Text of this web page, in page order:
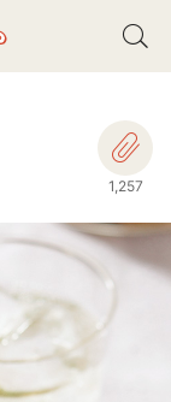
1,257